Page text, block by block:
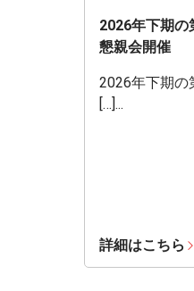
2026年下期の
懇親会開催
2026年下期の
[…]...
詳細はこちら